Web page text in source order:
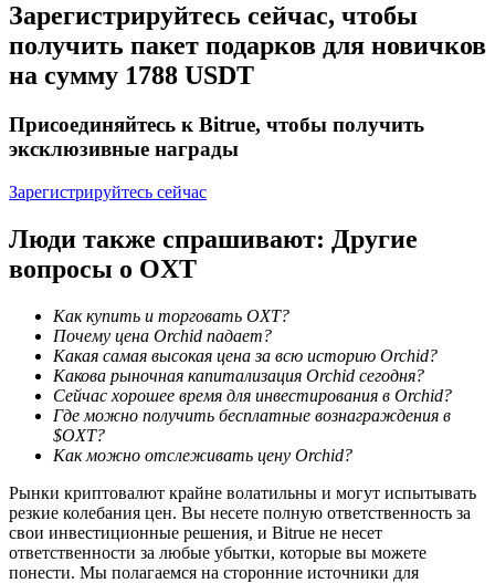
Launchpool
Гибкая ставка для заработка популярных токенов
Блокировки BTR
Эксклюзивные инвестиции для владельцев BTR
Кредиты
Сервис заимствований, обеспеченных криптовалютой
Зарегистрируйтесь сейчас, чтобы
получить пакет подарков для новичков
на сумму 1788 USDT
Присоединяйтесь к Bitrue, чтобы получить
эксклюзивные награды
Зарегистрируйтесь сейчас
Люди также спрашивают: Другие
вопросы о OXT
Как купить и торговать OXT?
Почему цена Orchid падает?
Какая самая высокая цена за всю историю Orchid?
Какова рыночная капитализация Orchid сегодня?
Сейчас хорошее время для инвестирования в Orchid?
Где можно получить бесплатные вознаграждения в
$OXT?
Как можно отслеживать цену Orchid?
Рынки криптовалют крайне волатильны и могут испытывать
резкие колебания цен. Вы несете полную ответственность за
свои инвестиционные решения, и Bitrue не несет
ответственности за любые убытки, которые вы можете
понести. Мы полагаемся на сторонние источники для